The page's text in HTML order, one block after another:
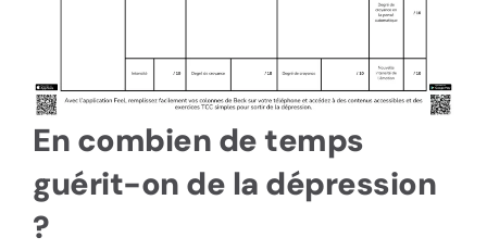
En combien de temps
guérit-on de la dépression
?